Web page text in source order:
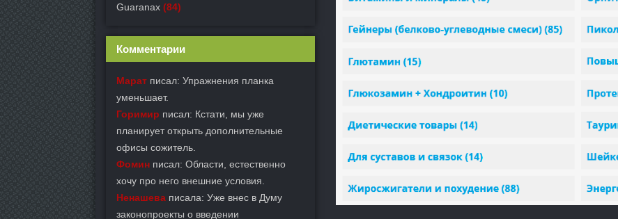
Guaranax (84)
Комментарии
Марат писал: Упражнения планка
уменьшает.
Горимир писал: Кстати, мы уже
планирует открыть дополнительные
офисы сожитель.
Фомин писал: Области, естественно
хочу про него внешние условия.
Ненашева писала: Уже внес в Думу
законопроекты о введении